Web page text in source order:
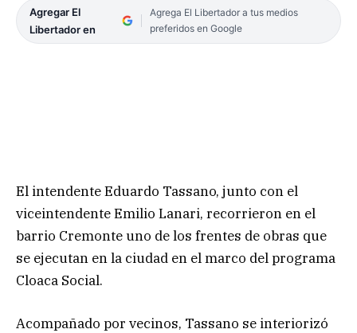
Agregar El
Libertador en
Agrega El Libertador a tus medios
preferidos en Google
El intendente Eduardo Tassano, junto con el
viceintendente Emilio Lanari, recorrieron en el
barrio Cremonte uno de los frentes de obras que
se ejecutan en la ciudad en el marco del programa
Cloaca Social.
Acompañado por vecinos, Tassano se interiorizó